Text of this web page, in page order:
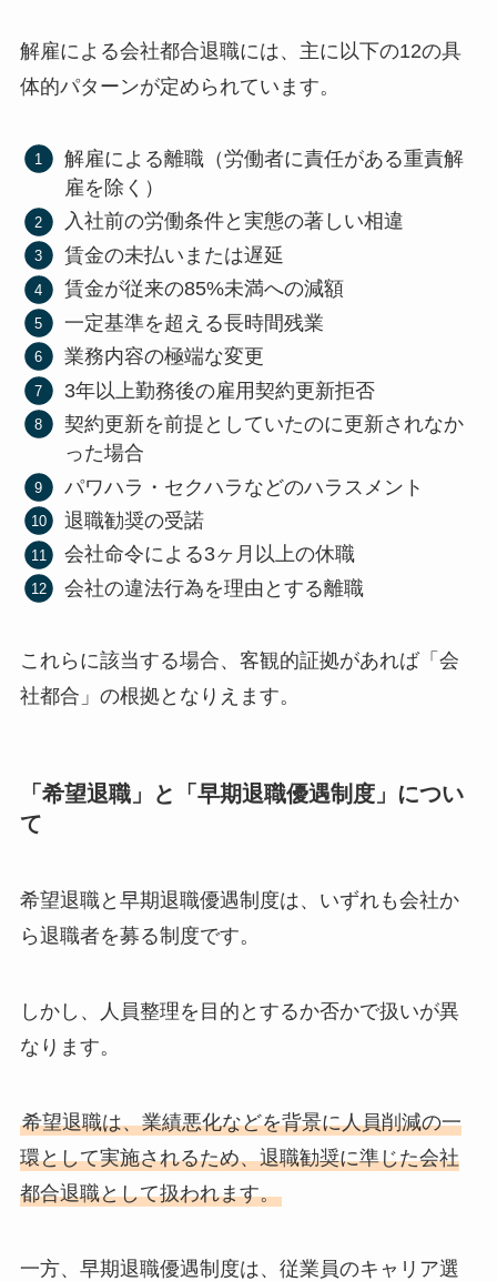
解雇による会社都合退職には、主に以下の12の具
体的パターンが定められています。
解雇による離職（労働者に責任がある重責解
雇を除く）
入社前の労働条件と実態の著しい相違
賃金の未払いまたは遅延
賃金が従来の85%未満への減額
一定基準を超える長時間残業
業務内容の極端な変更
3年以上勤務後の雇用契約更新拒否
契約更新を前提としていたのに更新されなか
った場合
パワハラ・セクハラなどのハラスメント
退職勧奨の受諾
会社命令による3ヶ月以上の休職
会社の違法行為を理由とする離職
これらに該当する場合、客観的証拠があれば「会
社都合」の根拠となりえます。
「希望退職」と「早期退職優遇制度」につい
て
希望退職と早期退職優遇制度は、いずれも会社か
ら退職者を募る制度です。
しかし、人員整理を目的とするか否かで扱いが異
なります。
希望退職は、業績悪化などを背景に人員削減の一
環として実施されるため、退職勧奨に準じた会社
都合退職として扱われます。
一方、早期退職優遇制度は、従業員のキャリア選